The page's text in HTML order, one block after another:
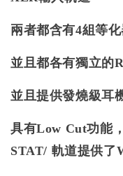
兩者都含有4組等
並且都各有獨立的
並且提供發燒級耳
具有Low Cut功能
STAT/ 軌道提供了